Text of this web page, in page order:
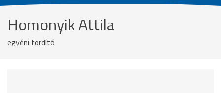
Homonyik Attila
egyéni fordító